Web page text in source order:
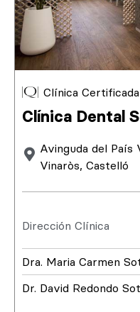
Clínica Certificada
Clínica Dental
Avinguda del País
Vinaròs, Castelló
Dirección Clínica
Dra. Maria Carmen
Dr. David Redondo